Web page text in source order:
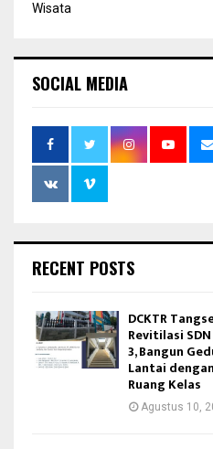
Wisata
SOCIAL MEDIA
RECENT POSTS
DCKTR
Revitilasi
3, Bangun
Lantai
Ruang Kelas
Agustus 10,